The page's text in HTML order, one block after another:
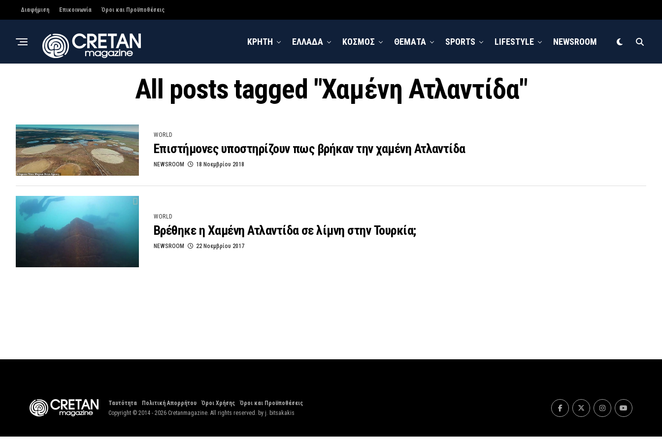
Διαφήμιση Επικοινωνία Όροι και Προϋποθέσεις
ΚΡΗΤΗ ΕΛΛΑΔΑ ΚΟΣΜΟΣ ΘΕΜΑΤΑ SPORTS LIFESTYLE NEWSROOM
All posts tagged "Χαμένη Ατλαντίδα"
WORLD
Επιστήμονες υποστηρίζουν πως βρήκαν την χαμένη Ατλαντίδα
NEWSROOM 18 Νοεμβρίου 2018
WORLD
Βρέθηκε η Χαμένη Ατλαντίδα σε λίμνη στην Τουρκία;
NEWSROOM 22 Νοεμβρίου 2017
Ταυτότητα Πολιτική Απορρήτου Όροι Χρήσης
Όροι και Προϋποθέσεις
Copyright © 2014 - 2026 Cretanmagazine. All rights reserved. by j. bitsakakis